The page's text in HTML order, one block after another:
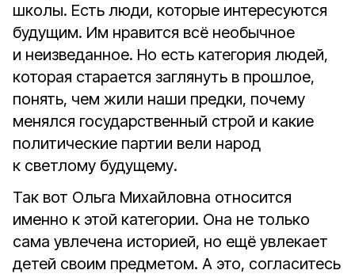
школы. Есть люди, которые интересуются
будущим. Им нравится всё необычное
и неизведанное. Но есть категория людей,
которая старается заглянуть в прошлое,
понять, чем жили наши предки, почему
менялся государственный строй и какие
политические партии вели народ
к светлому будущему.
Так вот Ольга Михайловна относится
именно к этой категории. Она не только
сама увлечена историей, но ещё увлекает
детей своим предметом. А это, согласитесь